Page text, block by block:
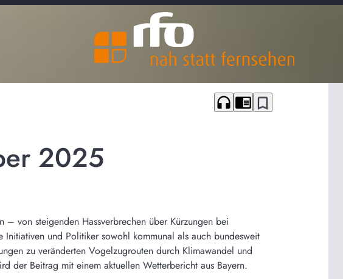
headphones chrome_reader_mode bookmark_border
2025
von steigenden Hassverbrechen über Kürzungen bei
und Politiker sowohl kommunal als auch bundesweit
zu veränderten Vogelzugrouten durch Klimawandel und
der Beitrag mit einem aktuellen Wetterbericht aus Bayern.